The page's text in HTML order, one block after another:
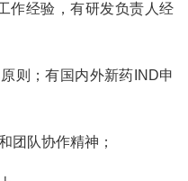
作经验，有研发负责人经
则；有国内外新药IND申
团队协作精神；